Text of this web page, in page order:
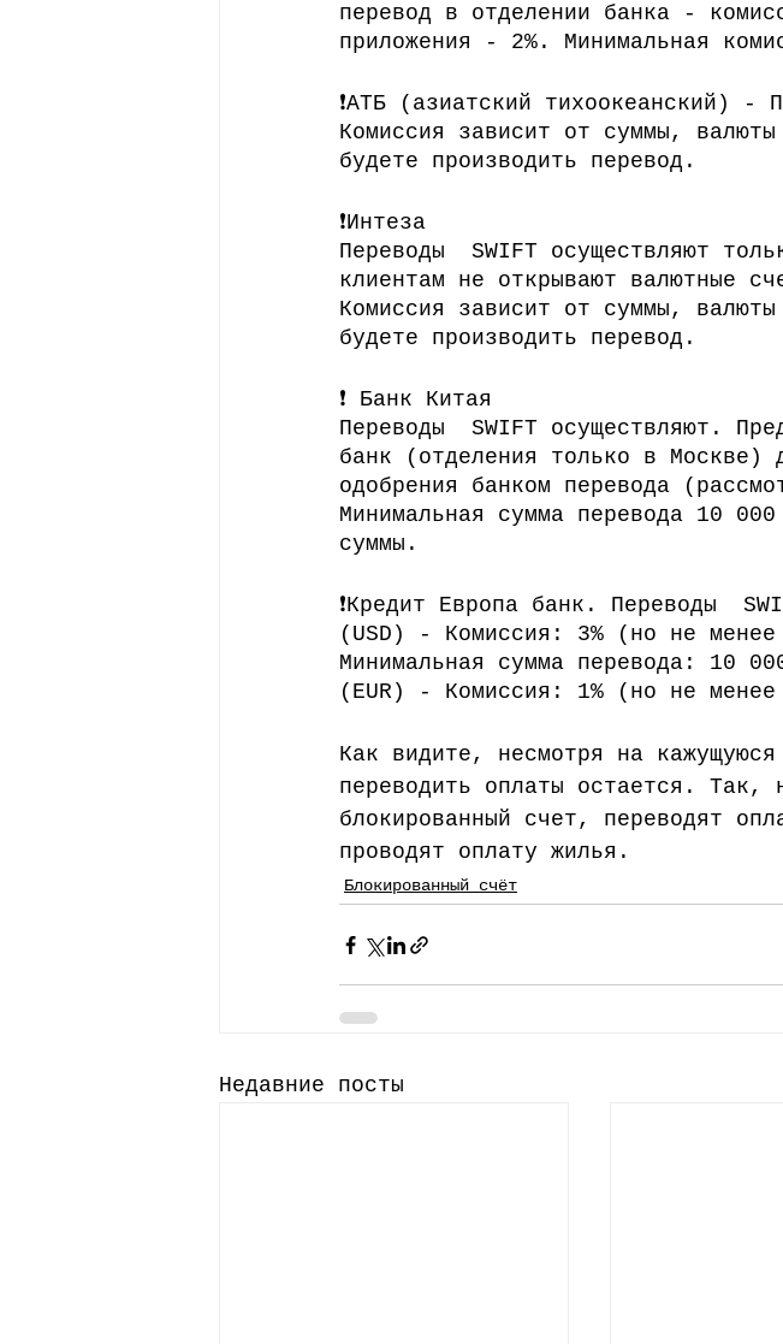
перевод в отделении банка -
приложения - 2%. Минимальная
❗️АТБ (азиатский тихоокеанский) -
Комиссия зависит от суммы,
будете производить перевод.
❗️Интеза
Переводы  SWIFT осуществляют
клиентам не открывают валютные
Комиссия зависит от суммы,
будете производить перевод.
❗️ Банк Китая
Переводы  SWIFT осуществляют.
банк (отделения только в Москве)
одобрения банком перевода
Минимальная сумма перевода 10
суммы.
❗️Кредит Европа банк. Переводы
(USD) - Комиссия: 3% (но не
Минимальная сумма перевода: 10
(EUR) - Комиссия: 1% (но не
Как видите, несмотря на
переводить оплаты остается. Так,
блокированный счет, переводят
проводят оплату жилья.
Блокированный счёт
Недавние посты